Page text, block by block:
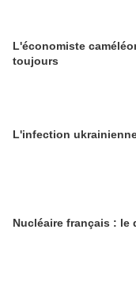
L'économiste
toujours
L'infection
Nucléaire français : le